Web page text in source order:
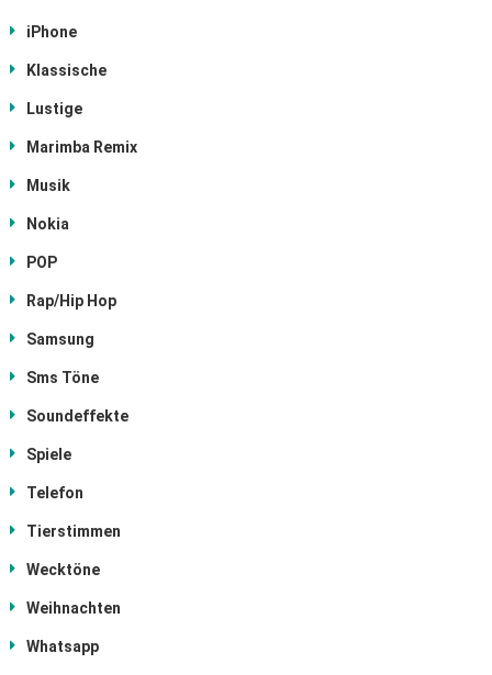
iPhone
Klassische
Lustige
Marimba Remix
Musik
Nokia
POP
Rap/Hip Hop
Samsung
Sms Töne
Soundeffekte
Spiele
Telefon
Tierstimmen
Wecktöne
Weihnachten
Whatsapp